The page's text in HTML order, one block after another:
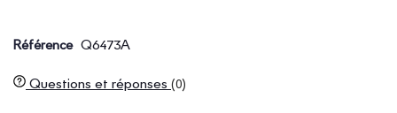
Référence Q6473A
Questions et réponses (0)